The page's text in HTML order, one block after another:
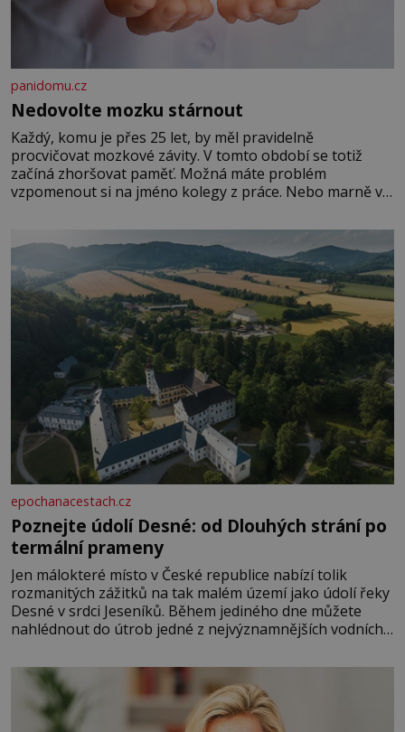
panidomu.cz
Nedovolte mozku stárnout
Každý, komu je přes 25 let, by měl pravidelně
procvičovat mozkové závity. V tomto období se totiž
začíná zhoršovat paměť. Možná máte problém
vzpomenout si na jméno kolegy z práce. Nebo marně v
Je to opravdu tak, s věkem jako kdyby se paměť
rozhodla stávkovat. Cvičte
epochanacestach.cz
Poznejte údolí Desné: od Dlouhých strání po
termální prameny
Jen málokteré místo v České republice nabízí tolik
rozmanitých zážitků na tak malém území jako údolí řeky
Desné v srdci Jeseníků. Během jediného dne můžete
nahlédnout do útrob jedné z nejvýznamnějších vodních
se na koloběžce a den zakončit poznáváním památek ve
Velkých Losinách nebo v termálním